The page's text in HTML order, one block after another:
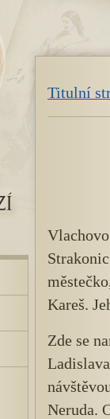
Titulní
Kareš.
Zde se
Neruda.